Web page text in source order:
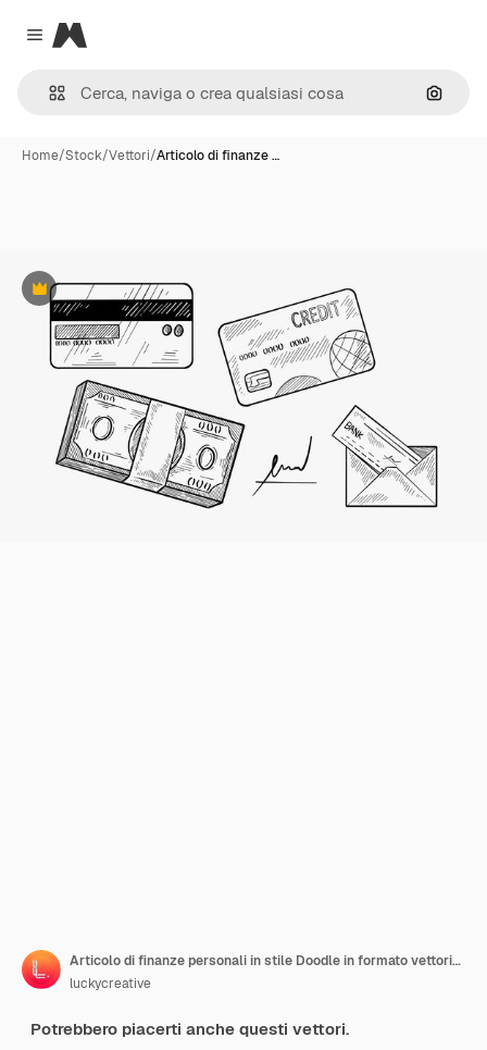
Close menu
Magnific
Cerca
Home/Stock/Vettori/Articolo di finanze …
Premium
Articolo di finanze personali in stile Doodle in formato vettoriale Il set include cassa, assegno personale, carta di credito e firma
luckycreative
Potrebbero piacerti anche questi vettori.